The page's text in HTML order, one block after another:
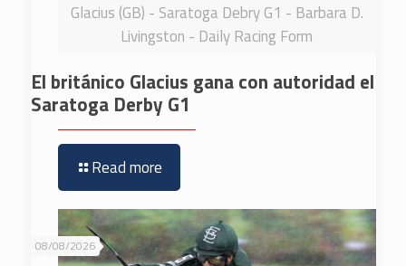
Glacius (GB) - Saratoga Debry G1 - Barbara D.
Livingston - Daily Racing Form
El británico Glacius gana con autoridad el
Saratoga Derby G1
Read more
08/08/2026